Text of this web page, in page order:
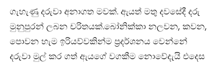
ගැහැණු දරුවා අනාගත මවක්. ඇයත් මතු දවසේදී දරු
මුනුපුරන් ලබන චරිතයක්.බෝනික්කා නලවන, කවන,
පොවන හැම ඉරියව්වකින්ම ප්‍රදර්ශනය වෙන්නේ
දරුවා මුල් කර ගත් ඇයගේ වගකීම නොවේදැයි එදෙස